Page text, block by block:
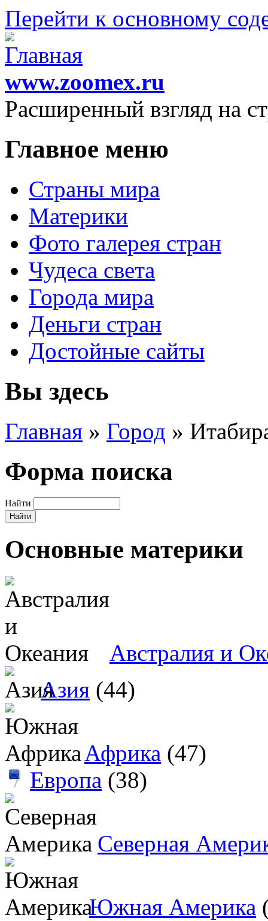
Перейти к основному
www.zoomex.ru
Расширенный взгляд на
Главное меню
Страны мира
Материки
Фото галерея стран
Чудеса света
Города мира
Деньги стран
Достойные сайты
Вы здесь
Главная » Город »
Форма поиска
Найти
Основные материки
Австралия и
Азия (44)
Африка (47)
Европа (38)
Северная
Южная Америка